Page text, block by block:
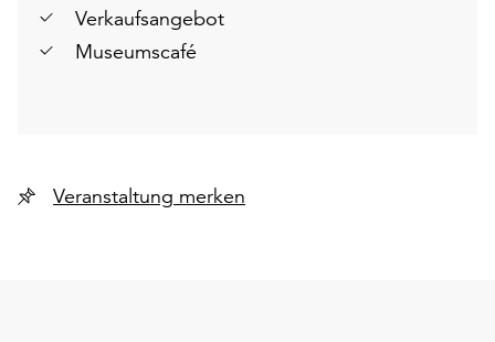
Verkaufsangebot
Museumscafé
Veranstaltung merken